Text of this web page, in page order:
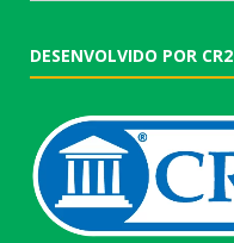
DESENVOLVIDO POR CR2